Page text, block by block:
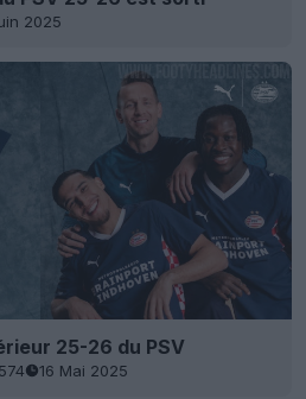
2025
25-26 du PSV
574 16 Mai 2025